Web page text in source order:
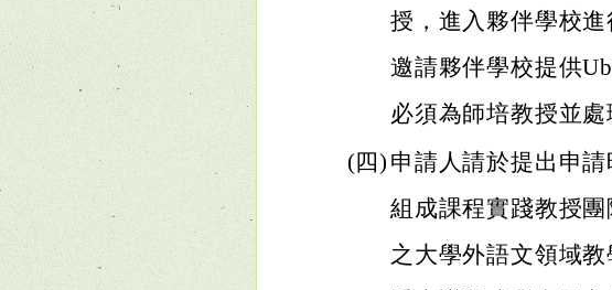
授，進入夥伴學校
邀請夥伴學校提供
必須為師培教授並處
(四) 申請人請於提出申
組成課程實踐教授
之大學外語文領域